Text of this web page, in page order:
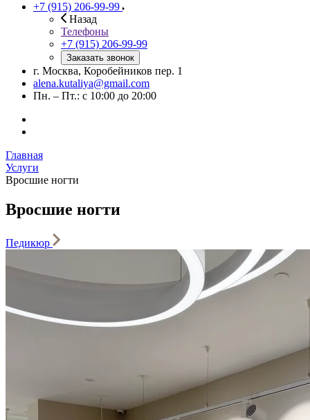
+7 (915) 206-99-99
Назад
Телефоны
+7 (915) 206-99-99
Заказать звонок
г. Москва, Коробейников пер. 1
alena.kutaliya@gmail.com
Пн. – Пт.: с 10:00 до 20:00
Главная
Услуги
Вросшие ногти
Вросшие ногти
Педикюр